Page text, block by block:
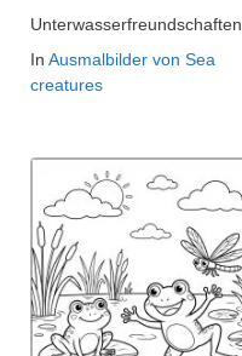
Unterwasserfreundschaften
In Ausmalbilder von Sea
creatures